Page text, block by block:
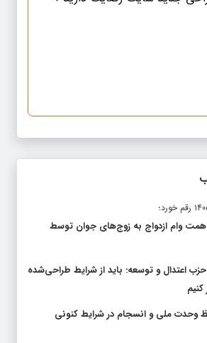
پرداخت بیش از ۸ همت وام ازدواج به زوج‌های جوان توسط
اعتدال و توسعه: باید از شرایط طراحی‌شده
وحدت ملی و انسجام در شرایط کنونی